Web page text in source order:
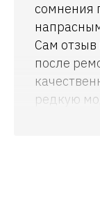
сомнения
Сам отзыв
после
редкую
Спасибо